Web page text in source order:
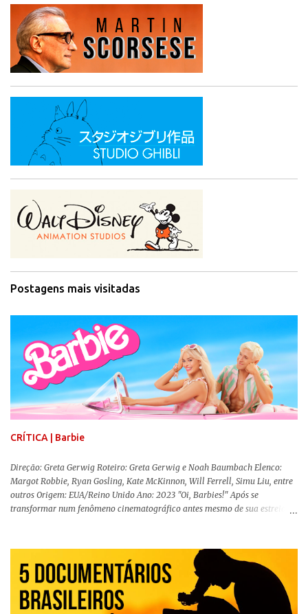
Postagens mais visitadas
CRÍTICA | Barbie
Direção: Greta Gerwig Roteiro: Greta Gerwig e Noah Baumbach Elenco:
Margot Robbie, Ryan Gosling, Kate McKinnon, Will Ferrell, Simu Liu, entre
outros Origem: EUA/Reino Unido Ano: 2023 "Oi, Barbies!" Após se
transformar num fenômeno cinematográfico antes mesmo de sua estreia,
lançamento, posso afirmar que o longa, dirigido por Greta Gerwig (
Adoráveis Mulheres ) prometeu tudo e entregou mais ainda, se provando o
filme do ano até aqui. Repleto de criatividade, humor e sem medo de não se
levar a sério, a produção aborda temas complexos com críticas potentes. Já
conhecida por sua filmografia feminista, Gerwig traz uma reflexão de